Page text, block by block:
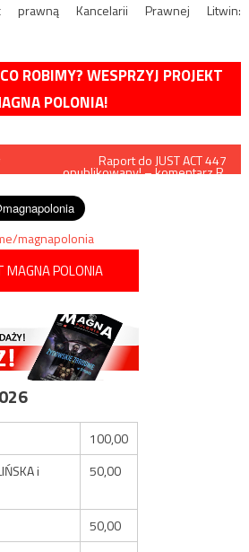
prawną Kancelarii Prawnej Litwin:
ROBIMY? WESPRZYJ PROJEKT
POLONIA!
Raport do JUST ACT 447
opublikowany! – komentarz R.
magnapolonia
MAGNA POLONIA
100,00
i
50,00
50,00